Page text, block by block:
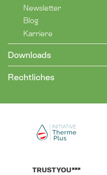
Newsletter
Blog
Karriere
Downloads
Rechtliches